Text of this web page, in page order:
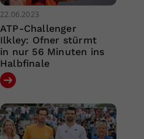
22.06.2023
ATP-Challenger
Ilkley: Ofner stürmt
in nur 56 Minuten ins
Halbfinale